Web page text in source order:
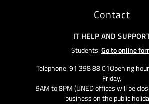
Contact
IT HELP AND
Students:Go to online
Telephone: 91 398 88 01Opening
Friday,
9AM to 8PM (UNED offices will be
business on the public